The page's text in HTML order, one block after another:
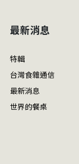
最新消息
特輯
台灣食雜通信
最新消息
世界的餐桌